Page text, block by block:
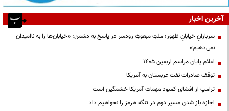
آخرین اخبار
سربازانِ خیابانِ ظهور؛ ملتِ مبعوثِ رودسر در پاسخ به دشمن: «خیابان‌ها را به ناامیدان
نمی‌دهیم»
اعلام پایان مراسم اربعین ۱۴۰۵
توقف صادرات نفت عربستان به آمریکا
ترامپ از افشای کمبود مهمات آمریکا خشمگین است
اجازه باز شدن مسیر دوم در تنگه هرمز را نخواهیم داد